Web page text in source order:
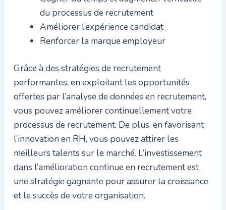
du processus de recrutement
Améliorer l’expérience candidat
Renforcer la marque employeur
Grâce à des stratégies de recrutement
performantes, en exploitant les opportunités
offertes par l’analyse de données en recrutement,
vous pouvez améliorer continuellement votre
processus de recrutement. De plus, en favorisant
l’innovation en RH, vous pouvez attirer les
meilleurs talents sur le marché. L’investissement
dans l’amélioration continue en recrutement est
une stratégie gagnante pour assurer la croissance
et le succès de votre organisation.